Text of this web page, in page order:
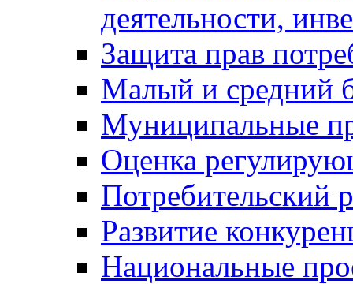
деятельности,
Защита прав
Малый и средний
Муниципальные
Оценка
Потребительский
Развитие
Национальные